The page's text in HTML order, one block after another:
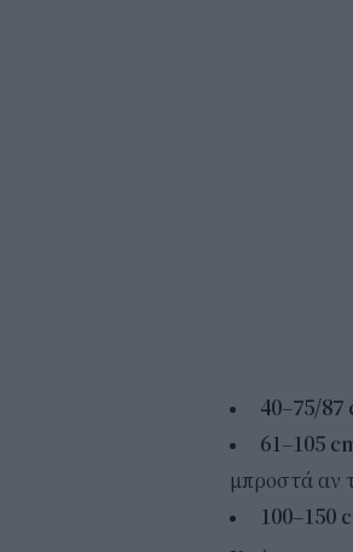
40–75/87
61–105
μπροστά αν
100–150